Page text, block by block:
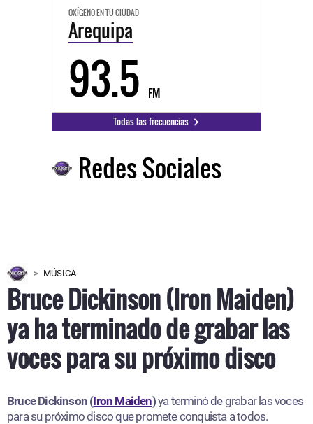
OXÍGENO EN TU CIUDAD
Arequipa
93.5 FM
Todas las frecuencias
Redes Sociales
MÚSICA
Bruce Dickinson (Iron Maiden)
ya ha terminado de grabar las
voces para su próximo disco
Bruce Dickinson (Iron Maiden)ya terminó de grabar las voces
para su próximo disco que promete conquista a todos.